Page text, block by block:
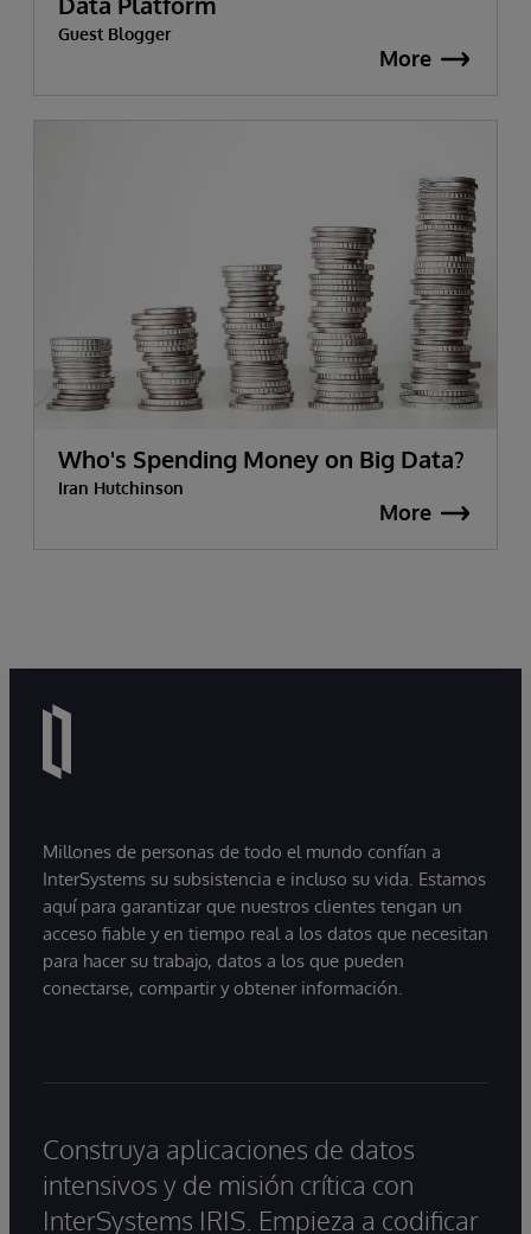
Guest Blogger
More
Who's Spending Money on Big Data?
Iran Hutchinson
More
Millones de personas de todo el mundo confían a
InterSystems su subsistencia e incluso su vida. Estamos
aquí para garantizar que nuestros clientes tengan un
acceso fiable y en tiempo real a los datos que necesitan
para hacer su trabajo, datos a los que pueden
conectarse, compartir y obtener información.
Construya aplicaciones de datos
intensivos y de misión crítica con
InterSystems IRIS. Empieza a codificar